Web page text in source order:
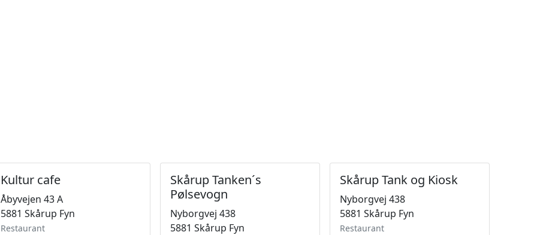
Kultur cafe
Åbyvejen 43 A
5881 Skårup Fyn
Restaurant
Skårup Tanken´s
Pølsevogn
Nyborgvej 438
5881 Skårup Fyn
Skårup Tank og Kiosk
Nyborgvej 438
5881 Skårup Fyn
Restaurant